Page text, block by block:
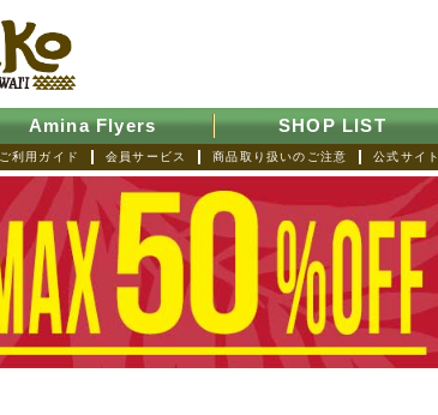
Amina Flyers SHOP LIST
公式サイト
商品取り扱いのご注意
会員サービス
ご利用ガイド